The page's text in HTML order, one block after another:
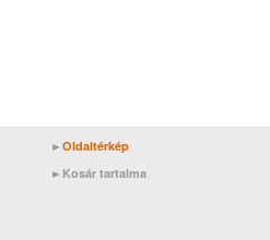
► Oldaltérkép
► Kosár tartalma